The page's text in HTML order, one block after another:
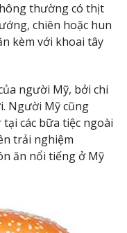
thường có thịt
chiên hoặc hun
kèm với khoai tây
người Mỹ, bởi chi
Người Mỹ cũng
các bữa tiệc ngoài
trải nghiệm
ăn nổi tiếng ở Mỹ